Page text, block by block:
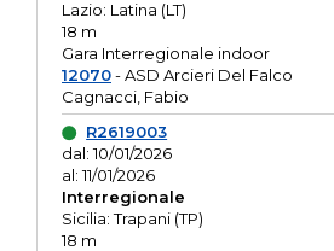
Lazio: Latina (LT)
18 m
Gara Interregionale indoor
12070- ASD Arcieri Del Falco
Cagnacci, Fabio
R2619003
dal: 10/01/2026
al: 11/01/2026
Interregionale
Sicilia: Trapani (TP)
18 m